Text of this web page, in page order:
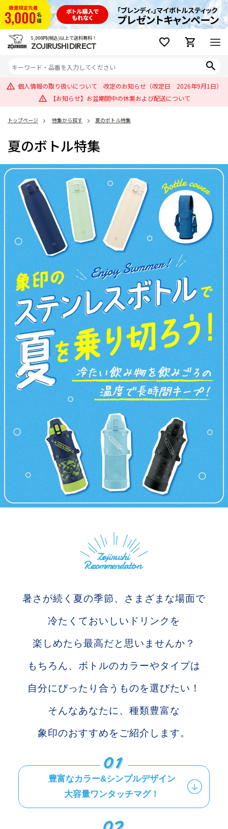
5,000円(税込)以上で送料無料！
ZOJIRUSHI DIRECT
個人情報の取り扱いについて 改定のお知らせ（改定日 2026年9月1日）
【お知らせ】お盆期間中の休業および配送について
トップページ 特集から探す 夏のボトル特集
夏のボトル特集
暑さが続く夏の季節、さまざまな場面で
冷たくておいしいドリンクを
楽しめたら最高だと思いませんか？
もちろん、ボトルのカラーやタイプは
自分にぴったり合うものを選びたい！
そんなあなたに、種類豊富な
象印のおすすめをご紹介します。
豊富なカラー&シンプルデザイン
大容量ワンタッチマグ！